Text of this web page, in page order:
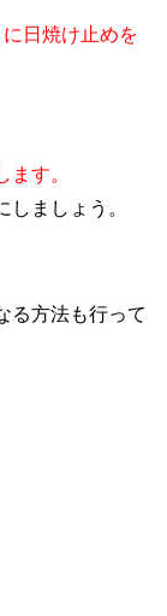
日焼け止めを
す。
ましょう。
る方法も行って